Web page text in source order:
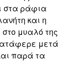
στα ράφια
και η
στο μυαλό της
μετά
παρά τα